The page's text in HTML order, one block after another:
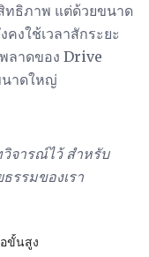
ทธิภาพ แต่ด้วยขนาด
งใช้เวลาสักระยะ
ลาดของ Drive
นาดใหญ่
วิจารณ์ไว้ สำหรับ
รรมของเรา
ขั้นสูง